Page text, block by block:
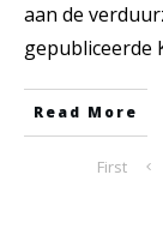
aan de
gepubliceerde
Read More
First